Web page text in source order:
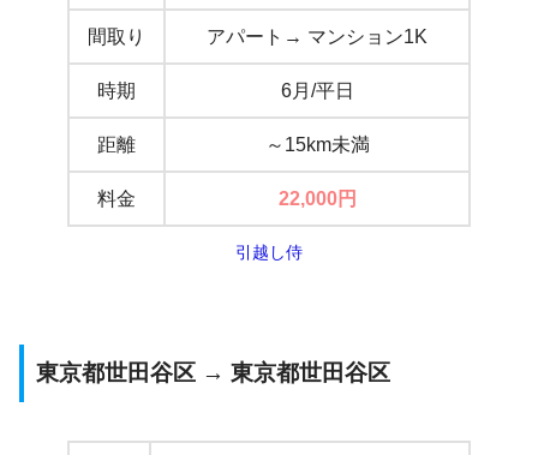
価格.COM 91 7
合計 1763
間取り アパート→ マンション1K
時期 6月/平日
距離 ～15km未満
料金 22,000円
引越し侍
東京都世田谷区 → 東京都世田谷区